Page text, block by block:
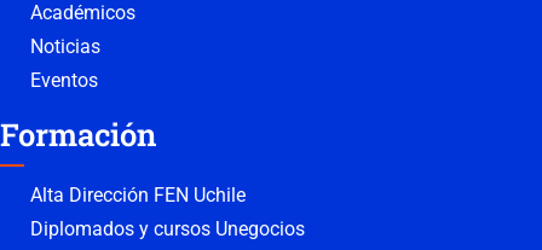
Académicos
Noticias
Eventos
Formación
Alta Dirección FEN Uchile
Diplomados y cursos Unegocios